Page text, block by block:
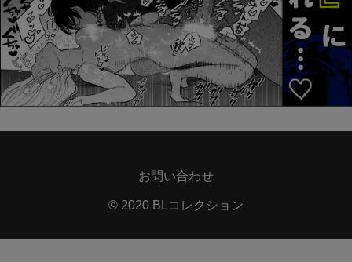
お問い合わせ
© 2020 BLコレクション